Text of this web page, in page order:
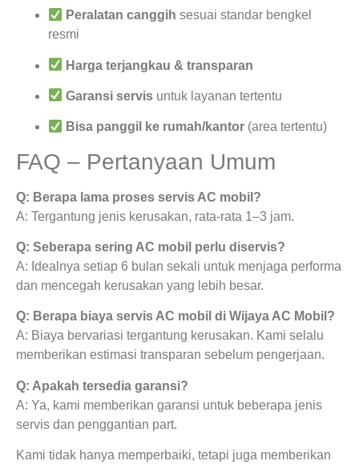
Peralatan canggih sesuai standar bengkel
resmi
Harga terjangkau & transparan
Garansi servis untuk layanan tertentu
Bisa panggil ke rumah/kantor (area tertentu)
FAQ – Pertanyaan Umum
Q: Berapa lama proses servis AC mobil?
A: Tergantung jenis kerusakan, rata-rata 1–3 jam.
Q: Seberapa sering AC mobil perlu diservis?
A: Idealnya setiap 6 bulan sekali untuk menjaga performa
dan mencegah kerusakan yang lebih besar.
Q: Berapa biaya servis AC mobil di Wijaya AC Mobil?
A: Biaya bervariasi tergantung kerusakan. Kami selalu
memberikan estimasi transparan sebelum pengerjaan.
Q: Apakah tersedia garansi?
A: Ya, kami memberikan garansi untuk beberapa jenis
servis dan penggantian part.
Kami tidak hanya memperbaiki, tetapi juga memberikan